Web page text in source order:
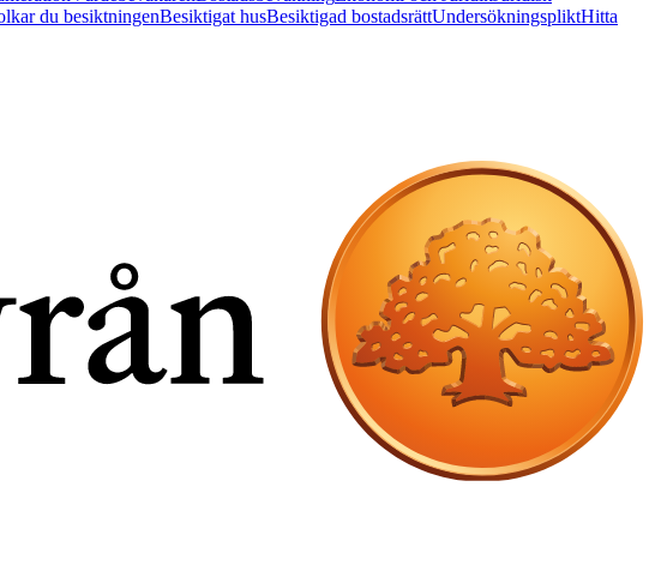
du besiktningenBesiktigat husBesiktigad bostadsrättUndersökningspliktHitta